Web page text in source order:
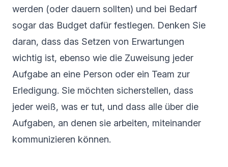
werden (oder dauern sollten) und bei Bedarf
sogar das Budget dafür festlegen. Denken Sie
daran, dass das Setzen von Erwartungen
wichtig ist, ebenso wie die Zuweisung jeder
Aufgabe an eine Person oder ein Team zur
Erledigung. Sie möchten sicherstellen, dass
jeder weiß, was er tut, und dass alle über die
Aufgaben, an denen sie arbeiten, miteinander
kommunizieren können.